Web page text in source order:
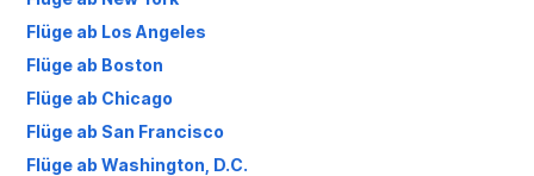
Flüge ab Los Angeles
Flüge ab Boston
Flüge ab Chicago
Flüge ab San Francisco
Flüge ab Washington, D.C.